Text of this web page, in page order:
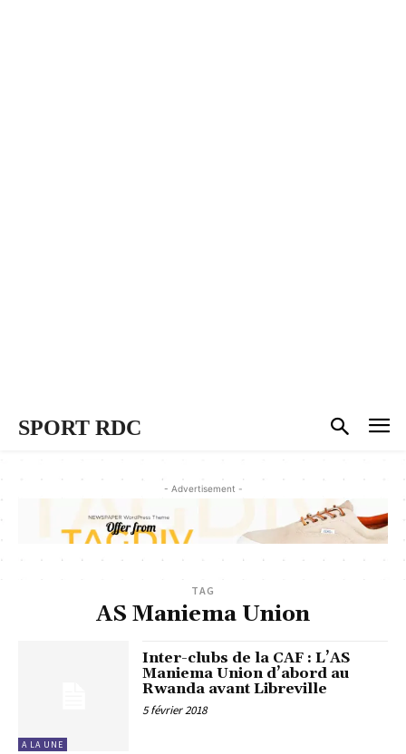
SPORT RDC
- Advertisement -
TAG
AS Maniema Union
A LA UNE
Inter-clubs de la CAF : L’AS
Maniema Union d’abord au
Rwanda avant Libreville
5 février 2018